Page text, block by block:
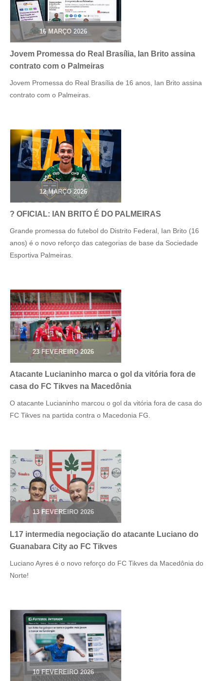
16 MARÇO 2026
Jovem Promessa do Real Brasília, Ian Brito assina
contrato com o Palmeiras
Jovem Promessa do Real Brasília de 16 anos, Ian Brito assina
contrato com o Palmeiras.
12 MARÇO 2026
? OFICIAL: IAN BRITO É DO PALMEIRAS
Grande promessa do futebol do Distrito Federal, Ian Brito (16
anos) é o novo reforço das categorias de base da Sociedade
Esportiva Palmeiras.
23 FEVEREIRO 2026
Atacante Lucianinho marca o gol da vitória fora de
casa do FC Tikves na Macedônia
O atacante Lucianinho marcou o gol da vitória fora de casa do
FC Tikves na partida contra o Macedonia FG.
13 FEVEREIRO 2026
L17 intermedia negociação do atacante Luciano do
Guanabara City ao FC Tikves
Luciano Ayres é o novo reforço do FC Tikves da Macedônia do
Norte!
10 FEVEREIRO 2026